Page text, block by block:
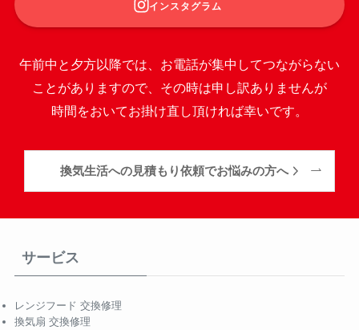
インスタグラム
午前中と夕方以降では、お電話が集中してつながらない
ことがありますので、その時は申し訳ありませんが
時間をおいてお掛け直し頂ければ幸いです。
換気生活への見積もり依頼でお悩みの方へ
サービス
レンジフード 交換修理
換気扇 交換修理